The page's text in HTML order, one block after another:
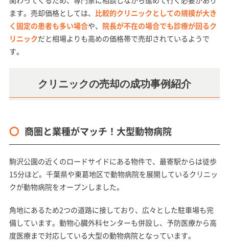
ます。売却価格としては、 比較的クリニックとしての規模が大き
く固定の患者も多い場合や、 院長が不在の場合でも診療が回るク
リニックだと相場よりも高めの価格帯で売却されているようで
す。
クリニックの売却の成功事例紹介
商圏と業種がマッチ！大型動物病院
駒沢公園の近くのロードサイドにある物件で、最寄駅からは徒歩
15分ほど。千葉県や東葛地区で動物病院を展開しているクリニッ
クが動物病院をオープンしました。
角地にあるため2つの道路に接しており、広々とした駐車場も完
備しています。動物心臓外科センターも併設し、予防医療から高
度医療まで対応している大型の動物病院となっています。